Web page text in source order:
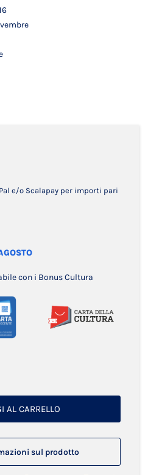
e/o Scalapay per importi pari
con i Bonus Cultura
AL CARRELLO
sul prodotto